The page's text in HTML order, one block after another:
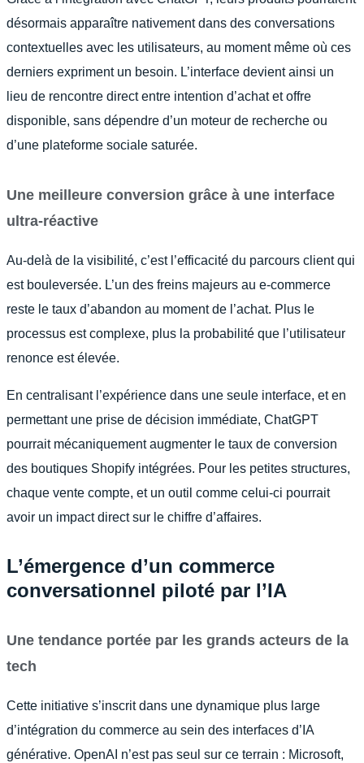
désormais apparaître nativement dans des conversations
contextuelles avec les utilisateurs, au moment même où ces
derniers expriment un besoin. L’interface devient ainsi un
lieu de rencontre direct entre intention d’achat et offre
disponible, sans dépendre d’un moteur de recherche ou
d’une plateforme sociale saturée.
Une meilleure conversion grâce à une interface
ultra-réactive
Au-delà de la visibilité, c’est l’efficacité du parcours client qui
est bouleversée. L’un des freins majeurs au e-commerce
reste le taux d’abandon au moment de l’achat. Plus le
processus est complexe, plus la probabilité que l’utilisateur
renonce est élevée.
En centralisant l’expérience dans une seule interface, et en
permettant une prise de décision immédiate, ChatGPT
pourrait mécaniquement augmenter le taux de conversion
des boutiques Shopify intégrées. Pour les petites structures,
chaque vente compte, et un outil comme celui-ci pourrait
avoir un impact direct sur le chiffre d’affaires.
L’émergence d’un commerce
conversationnel piloté par l’IA
Une tendance portée par les grands acteurs de la
tech
Cette initiative s’inscrit dans une dynamique plus large
d’intégration du commerce au sein des interfaces d’IA
générative. OpenAI n’est pas seul sur ce terrain : Microsoft,